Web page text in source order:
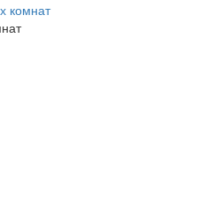
комнат